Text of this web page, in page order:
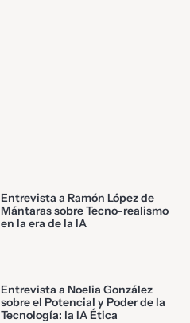
Entrevista a Ramón López de
Mántaras sobre Tecno-realismo
en la era de la IA
Entrevista a Noelia González
sobre el Potencial y Poder de la
Tecnología: la IA Ética